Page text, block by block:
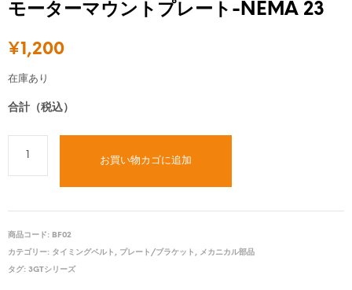
モーターマウントプレート-NEMA 23
¥1,200
在庫あり
合計（税込）
お買い物カゴに追加
商品コード: BF02
カテゴリー: タイミングベルト , プレート/ブラケット , メカニカル部品
タグ: 3GTシリーズ